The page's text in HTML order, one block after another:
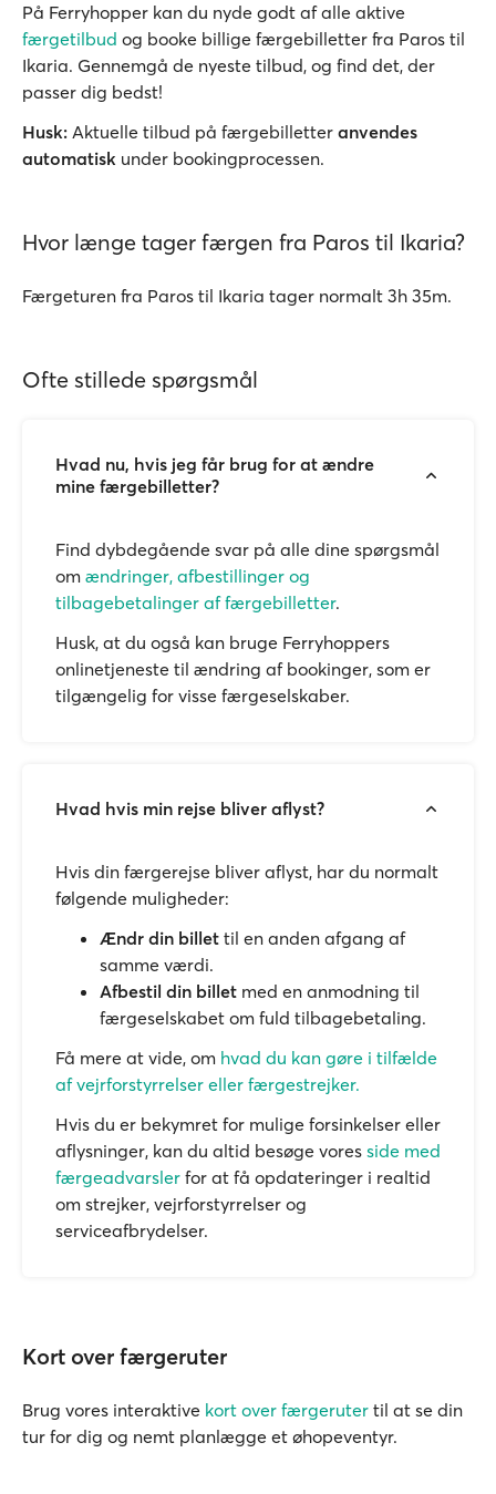
På Ferryhopper kan du nyde godt af alle aktive
færgetilbud og booke billige færgebilletter fra Paros til
Ikaria. Gennemgå de nyeste tilbud, og find det, der
passer dig bedst!
Husk: Aktuelle tilbud på færgebilletter anvendes
automatisk under bookingprocessen.
Hvor længe tager færgen fra Paros til Ikaria?
Færgeturen fra Paros til Ikaria tager normalt 3h 35m.
Ofte stillede spørgsmål
Hvad nu, hvis jeg får brug for at ændre
mine færgebilletter?
Find dybdegående svar på alle dine spørgsmål
om ændringer, afbestillinger og
tilbagebetalinger af færgebilletter.
Husk, at du også kan bruge Ferryhoppers
onlinetjeneste til ændring af bookinger, som er
tilgængelig for visse færgeselskaber.
Hvad hvis min rejse bliver aflyst?
Hvis din færgerejse bliver aflyst, har du normalt
følgende muligheder:
Ændr din billet til en anden afgang af
samme værdi.
Afbestil din billet med en anmodning til
færgeselskabet om fuld tilbagebetaling.
Få mere at vide, om hvad du kan gøre i tilfælde
af vejrforstyrrelser eller færgestrejker.
Hvis du er bekymret for mulige forsinkelser eller
aflysninger, kan du altid besøge vores side med
færgeadvarsler for at få opdateringer i realtid
om strejker, vejrforstyrrelser og
serviceafbrydelser.
Kort over færgeruter
Brug vores interaktive kort over færgeruter til at se din
tur for dig og nemt planlægge et øhopeventyr.